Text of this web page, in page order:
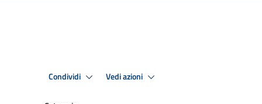
Condividi Vedi azioni